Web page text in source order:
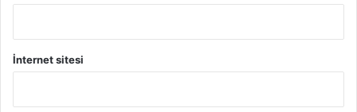
İnternet sitesi